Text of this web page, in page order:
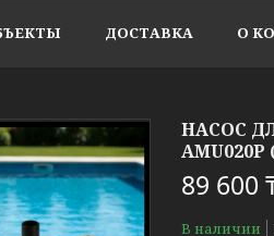
ДОСТАВКА О
НАСОС
89 600
В наличии